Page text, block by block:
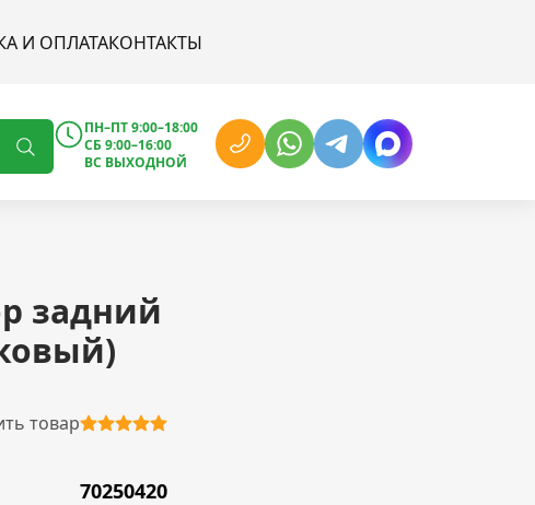
И ОПЛАТАКОНТАКТЫ
ПН–ПТ 9:00–18:00
СБ 9:00–16:00
ВС ВЫХОДНОЙ
задний
товар
70250420